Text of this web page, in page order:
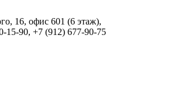
16, офис 601 (6 этаж),
15-90, +7 (912) 677-90-75